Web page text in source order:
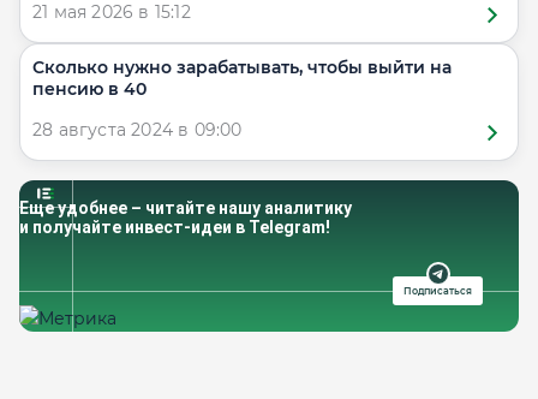
21 мая 2026 в 15:12
Сколько нужно зарабатывать, чтобы выйти на
пенсию в 40
28 августа 2024 в 09:00
Еще удобнее – читайте нашу аналитику
и получайте инвест-идеи в Telegram!
Подписаться